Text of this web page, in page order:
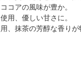
アの風味が豊か。
、優しい甘さに。
抹茶の芳醇な香りが